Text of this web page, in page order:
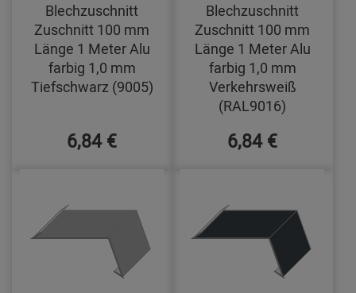
Blechzuschnitt
Zuschnitt 100 mm
Länge 1 Meter Alu
farbig 1,0 mm
Tiefschwarz (9005)
6,84 €
Blechzuschnitt
Zuschnitt 100 mm
Länge 1 Meter Alu
farbig 1,0 mm
Verkehrsweiß
(RAL9016)
6,84 €